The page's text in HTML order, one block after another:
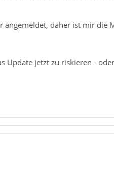
daher ist mir die
Update jetzt zu riskieren -